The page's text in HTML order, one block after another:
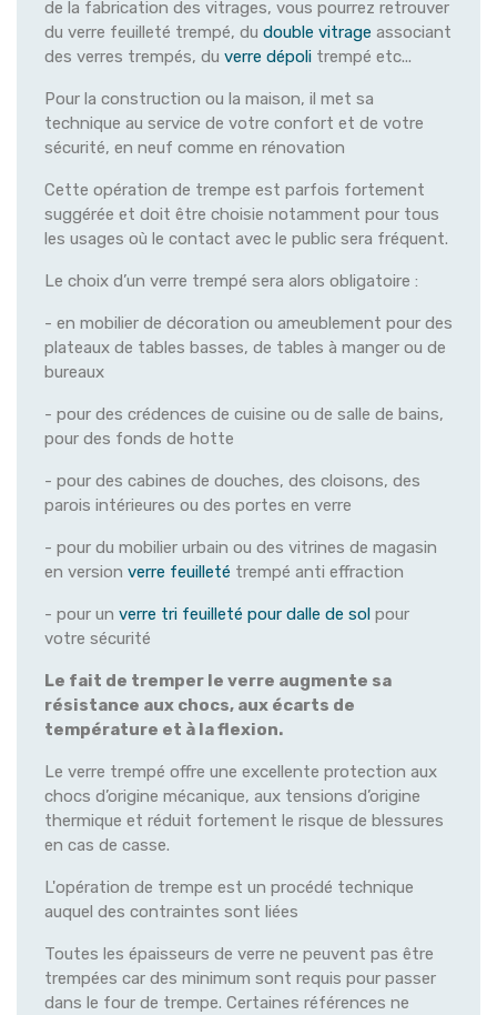
de la fabrication des vitrages, vous pourrez retrouver
du verre feuilleté trempé, du double vitrage associant
des verres trempés, du verre dépoli trempé etc...
Pour la construction ou la maison, il met sa
technique au service de votre confort et de votre
sécurité, en neuf comme en rénovation
Cette opération de trempe est parfois fortement
suggérée et doit être choisie notamment pour tous
les usages où le contact avec le public sera fréquent.
Le choix d’un verre trempé sera alors obligatoire :
- en mobilier de décoration ou ameublement pour des
plateaux de tables basses, de tables à manger ou de
bureaux
- pour des crédences de cuisine ou de salle de bains,
pour des fonds de hotte
- pour des cabines de douches, des cloisons, des
parois intérieures ou des portes en verre
- pour du mobilier urbain ou des vitrines de magasin
en version verre feuilleté trempé anti effraction
- pour un verre tri feuilleté pour dalle de sol pour
votre sécurité
Le fait de tremper le verre augmente sa
résistance aux chocs, aux écarts de
température et à la flexion.
Le verre trempé offre une excellente protection aux
chocs d’origine mécanique, aux tensions d’origine
thermique et réduit fortement le risque de blessures
en cas de casse.
L'opération de trempe est un procédé technique
auquel des contraintes sont liées
Toutes les épaisseurs de verre ne peuvent pas être
trempées car des minimum sont requis pour passer
dans le four de trempe. Certaines références ne